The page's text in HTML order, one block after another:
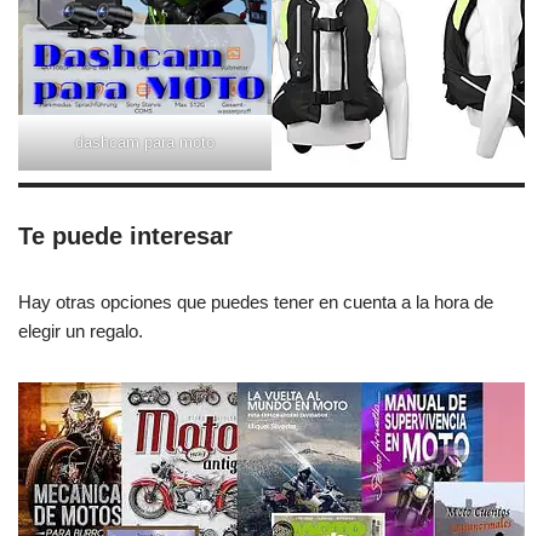
dashcam para moto
Te puede interesar
Hay otras opciones que puedes tener en cuenta a la hora de
elegir un regalo.